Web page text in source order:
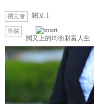
撰文者 闕又上
專欄
闕又上的均衡財富人生